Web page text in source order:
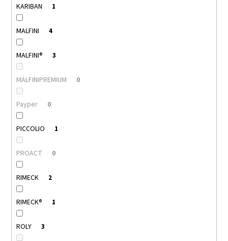
KARIBAN 1
MALFINI 4
MALFINI® 3
MALFINIPREMIUM 0
Payper 0
PICCOLIO 1
PROACT 0
RIMECK 2
RIMECK® 1
ROLY 3